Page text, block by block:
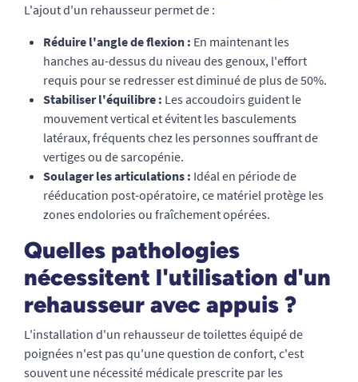
L'ajout d'un rehausseur permet de :
Réduire l'angle de flexion : En maintenant les
hanches au-dessus du niveau des genoux, l'effort
requis pour se redresser est diminué de plus de 50%.
Stabiliser l'équilibre : Les accoudoirs guident le
mouvement vertical et évitent les basculements
latéraux, fréquents chez les personnes souffrant de
vertiges ou de sarcopénie.
Soulager les articulations : Idéal en période de
rééducation post-opératoire, ce matériel protège les
zones endolories ou fraîchement opérées.
Quelles pathologies
nécessitent l'utilisation d'un
rehausseur avec appuis ?
L'installation d'un rehausseur de toilettes équipé de
poignées n'est pas qu'une question de confort, c'est
souvent une nécessité médicale prescrite par les